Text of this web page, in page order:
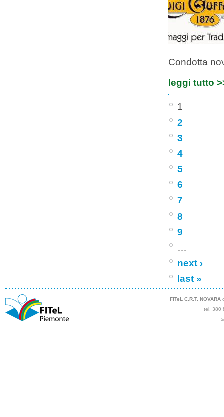
Condotta
leggi tutto
1
2
3
4
5
6
7
8
9
…
next ›
last »
FITeL C.R.T. NOVARA
tel. 380